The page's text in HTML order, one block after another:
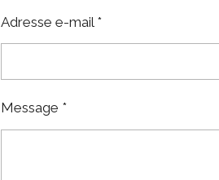
Adresse e-mail *
Message *